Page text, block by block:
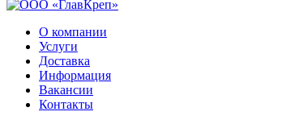
О компании
Услуги
Доставка
Информация
Вакансии
Контакты